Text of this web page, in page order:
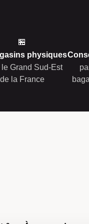
🏪
physiques
Grand Sud-Est
de la France